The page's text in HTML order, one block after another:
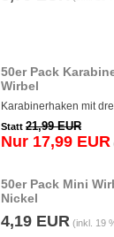
50er Pack
Wirbel
Karabinerhaken mit
Statt 21,99 EUR
Nur 17,99 EUR
50er Pack Mini
Nickel
4,19 EUR (inkl. 19